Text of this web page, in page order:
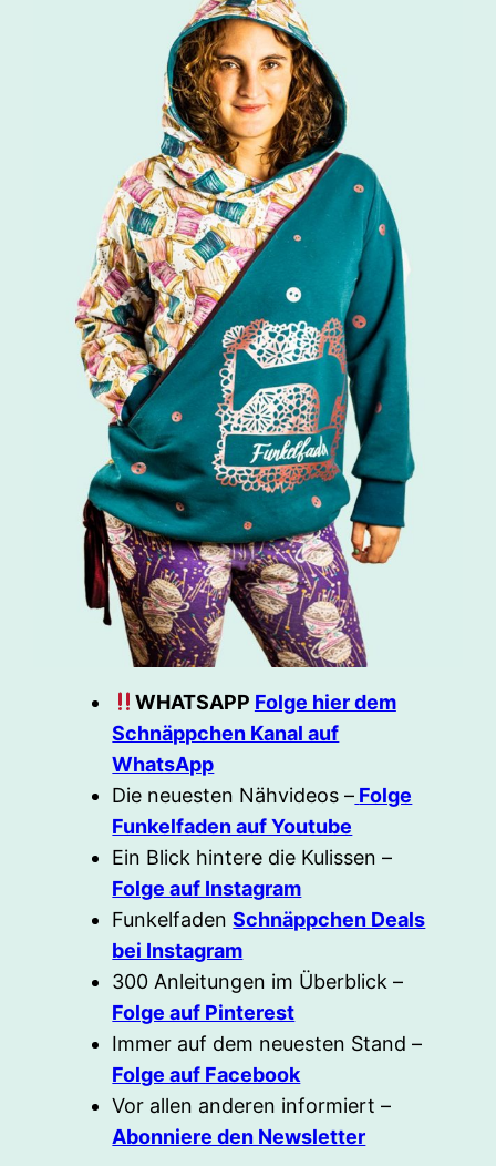
WHATSAPP Folge hier dem
Schnäppchen Kanal auf
WhatsApp
Die neuesten Nähvideos – Folge
Funkelfaden auf Youtube
Ein Blick hintere die Kulissen –
Folge auf Instagram
FunkelfadenSchnäppchen Deals
bei Instagram
300 Anleitungen im Überblick –
Folge auf Pinterest
Immer auf dem neuesten Stand –
Folge auf Facebook
Vor allen anderen informiert –
Abonniere den Newsletter